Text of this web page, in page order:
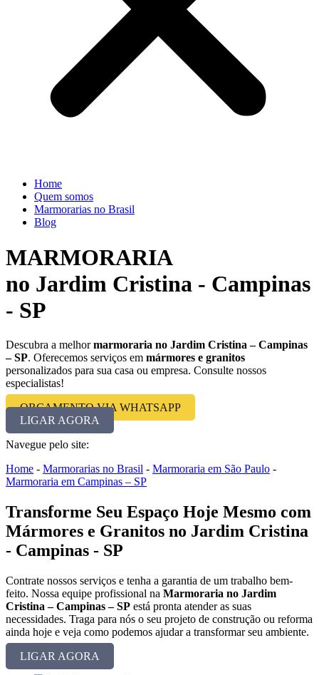
Home
Quem somos
Marmorarias no Brasil
Blog
MARMORARIA
no Jardim Cristina - Campinas
- SP
Descubra a melhormarmoraria no Jardim Cristina – Campinas
– SP. Oferecemos serviços em mármores e granitos
personalizados para sua casa ou empresa. Consulte nossos
especialistas!
ORÇAMENTO VIA WHATSAPP
LIGAR AGORA
Navegue pelo site:
Home - Marmorarias no Brasil - Marmoraria em São Paulo -
Marmoraria em Campinas – SP
Transforme Seu Espaço Hoje Mesmo com
Mármores e Granitos no Jardim Cristina
- Campinas - SP
Contrate nossos serviços e tenha a garantia de um trabalho bem-
feito. Nossa equipe profissional na Marmoraria no Jardim
Cristina – Campinas – SP está pronta atender as suas
necessidades. Traga para nós o seu projeto de construção ou reforma
ainda hoje e veja como podemos ajudar a transformar seu ambiente.
LIGAR AGORA